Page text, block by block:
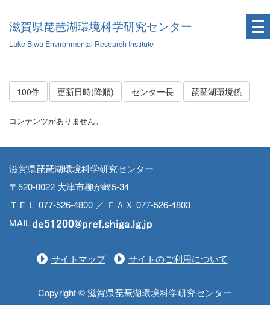
滋賀県琵琶湖環境科学研究センター
Lake Biwa Environmental Research Institute
100件 更新日時(降順) センター長 琵琶湖環境係
コンテンツがありません。
滋賀県琵琶湖環境科学研究センター
〒520-0022 大津市柳が崎5-34
ＴＥＬ 077-526-4800 ／ ＦＡＸ 077-526-4803
MAIL
サイトマップ サイトのご利用について
Copyright © 滋賀県琵琶湖環境科学研究センター